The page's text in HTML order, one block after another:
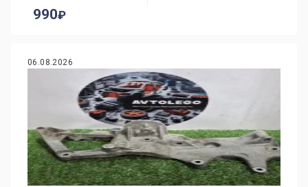
990
06.08.2026